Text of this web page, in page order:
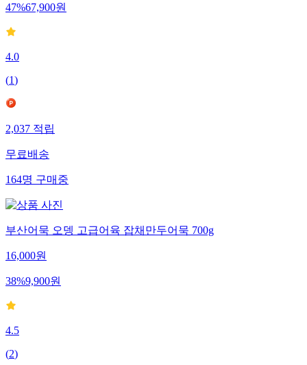
47%67,900원
4.0
(1)
2,037적립
무료배송
164명구매중
부산어묵 오뎅 고급어육 잡채만두어묵 700g
16,000원
38%9,900원
4.5
(2)